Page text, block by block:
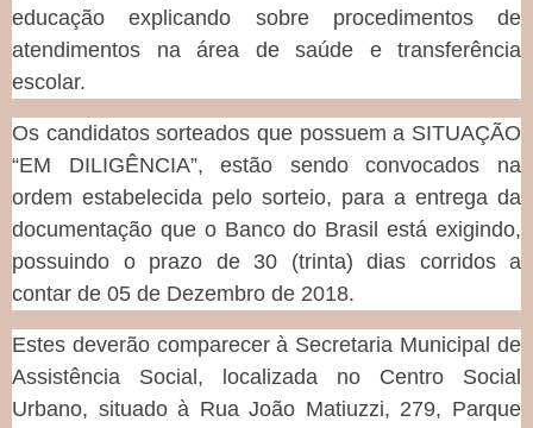
educação explicando sobre procedimentos de
atendimentos na área de saúde e transferência
escolar.
Os candidatos sorteados que possuem a SITUAÇÃO
“EM DILIGÊNCIA”, estão sendo convocados na
ordem estabelecida pelo sorteio, para a entrega da
documentação que o Banco do Brasil está exigindo,
possuindo o prazo de 30 (trinta) dias corridos a
contar de 05 de Dezembro de 2018.
Estes deverão comparecer à Secretaria Municipal de
Assistência Social, localizada no Centro Social
Urbano, situado à Rua João Matiuzzi, 279, Parque